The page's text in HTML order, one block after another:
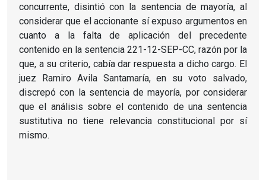
concurrente, disintió con la sentencia de mayoría, al
considerar que el accionante sí expuso argumentos en
cuanto a la falta de aplicación del precedente
contenido en la sentencia 221-12-SEP-CC, razón por la
que, a su criterio, cabía dar respuesta a dicho cargo. El
juez Ramiro Avila Santamaría, en su voto salvado,
discrepó con la sentencia de mayoría, por considerar
que el análisis sobre el contenido de una sentencia
sustitutiva no tiene relevancia constitucional por sí
mismo.